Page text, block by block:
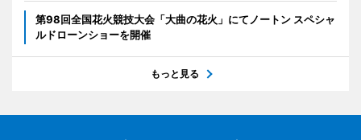
第98回全国花火競技大会「大曲の花火」にてノートン スペシャ
ルドローンショーを開催
もっと見る